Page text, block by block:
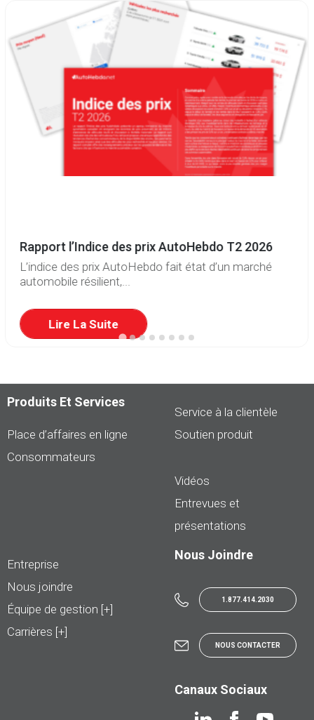
Rapport l’Indice des prix AutoHebdo T2 2026
L’indice des prix AutoHebdo fait état d’un marché
automobile résilient,...
Lire La Suite
Produits Et Services
Place d’affaires en ligne
Consommateurs
Service à la clientèle
Soutien produit
Vidéos
Entrevues et
présentations
Entreprise
Nous joindre
Équipe de gestion [+]
Carrières [+]
Nous Joindre
1.877.414.2030
NOUS CONTACTER
Canaux Sociaux